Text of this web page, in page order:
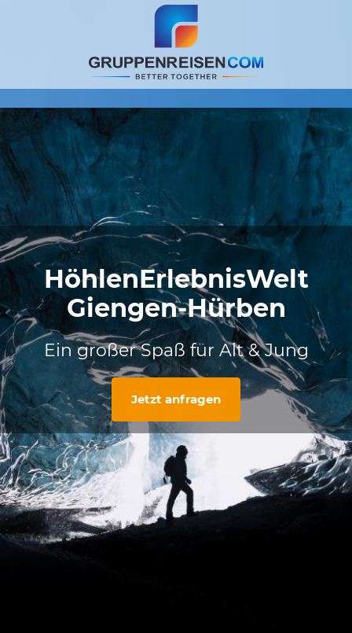
HöhlenErlebnisWelt
Giengen-Hürben
Ein großer Spaß für Alt & Jung
Jetzt anfragen